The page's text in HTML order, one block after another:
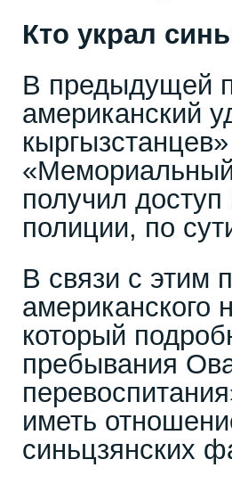
Кто украл
В предыдущей
американский
получил
полиции, по
В связи с этим
американского
который
пребывания
иметь
синьцзянских